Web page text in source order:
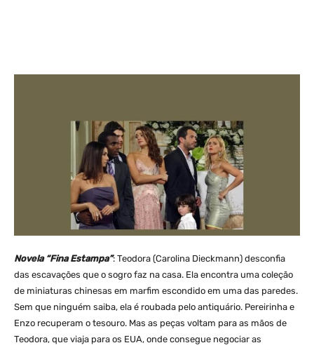
Novela “Fina Estampa”: Teodora (Carolina Dieckmann) desconfia
das escavações que o sogro faz na casa. Ela encontra uma coleção
de miniaturas chinesas em marfim escondido em uma das paredes.
Sem que ninguém saiba, ela é roubada pelo antiquário. Pereirinha e
Enzo recuperam o tesouro. Mas as peças voltam para as mãos de
Teodora, que viaja para os EUA, onde consegue negociar as